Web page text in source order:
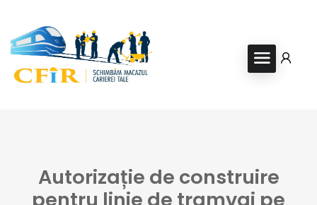
Autorizație de construire